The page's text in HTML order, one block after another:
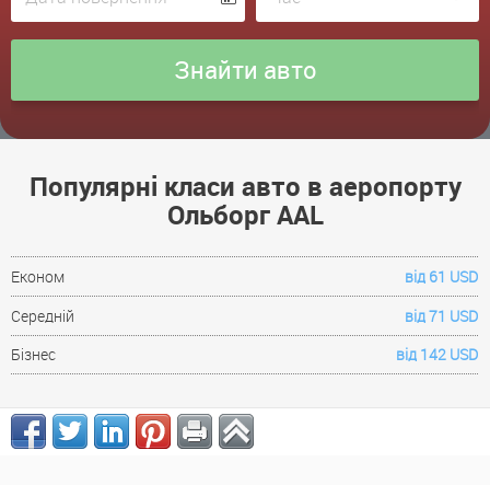
Популярні класи авто в аеропорту
Ольборг AAL
Економ
від 61 USD
Середній
від 71 USD
Бізнес
від 142 USD